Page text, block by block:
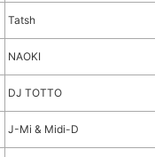
Tatsh
NAOKI
DJ TOTTO
J-Mi & Midi-D